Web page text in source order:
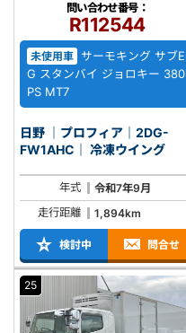
問い合わせ番号：
R112544
未使用車
サーモキング サブE
G スタンバイ ジョロキー 380
PS MT7
日野 ｜プロフィア｜2DG-
FW1AHC｜ 冷凍ウイング
年式
令和7年9月
走行距離
1,894km
検討中 問合せ
25